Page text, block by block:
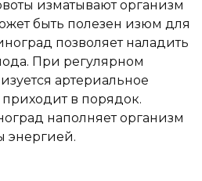
изматывают организм
быть полезен изюм для
позволяет наладить
При регулярном
артериальное
в порядок.
наполняет организм